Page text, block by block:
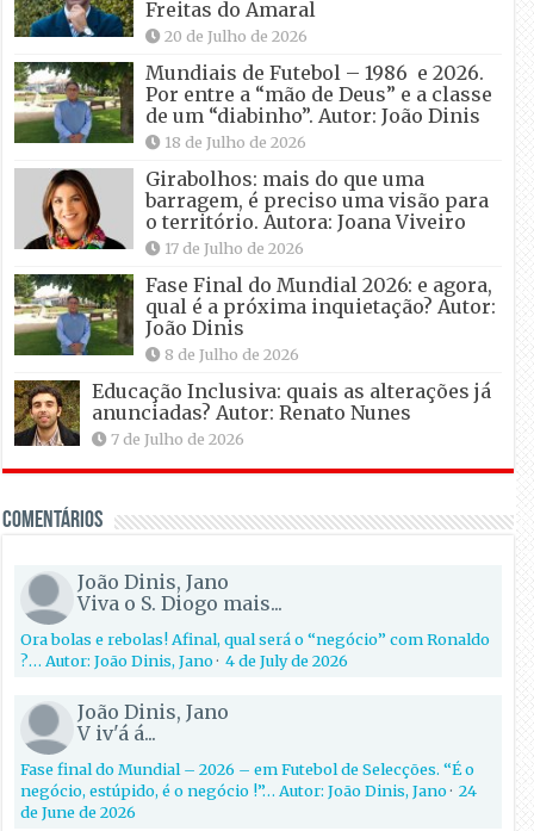
Freitas do Amaral
20 de Julho de 2026
Mundiais de Futebol – 1986 e 2026.
Por entre a “mão de Deus” e a classe
de um “diabinho”. Autor: João Dinis
18 de Julho de 2026
Girabolhos: mais do que uma
barragem, é preciso uma visão para
o território. Autora: Joana Viveiro
17 de Julho de 2026
Fase Final do Mundial 2026: e agora,
qual é a próxima inquietação? Autor:
João Dinis
8 de Julho de 2026
Educação Inclusiva: quais as alterações já
anunciadas? Autor: Renato Nunes
7 de Julho de 2026
Comentários
João Dinis, Jano
Viva o S. Diogo mais...
Ora bolas e rebolas! Afinal, qual será o “negócio” com Ronaldo
?… Autor: João Dinis, Jano·4 de July de 2026
João Dinis, Jano
V iv'á á...
Fase final do Mundial – 2026 – em Futebol de Selecções. “É o
negócio, estúpido, é o negócio !”… Autor: João Dinis, Jano·24
de June de 2026